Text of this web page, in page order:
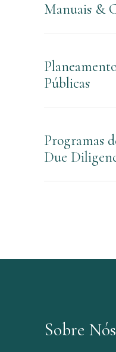
Manuais &
Públicas
Programas
Due
Sobre Nós